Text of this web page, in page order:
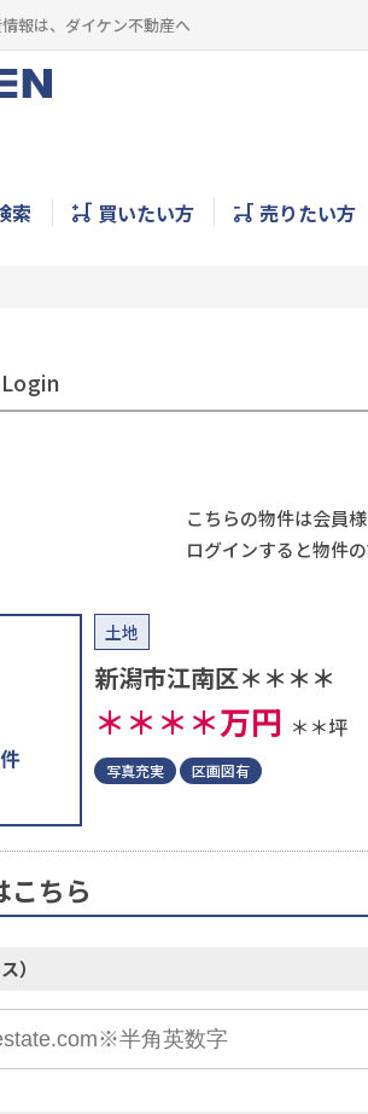
報は、ダイケン不動産へ
索 買いたい方 売りたい方
Login
こちらの物件は会員
ログインすると物件
土地
新潟市江南区＊＊＊＊
＊＊＊＊万円 ＊＊坪
写真充実 区画図有
こちら
）